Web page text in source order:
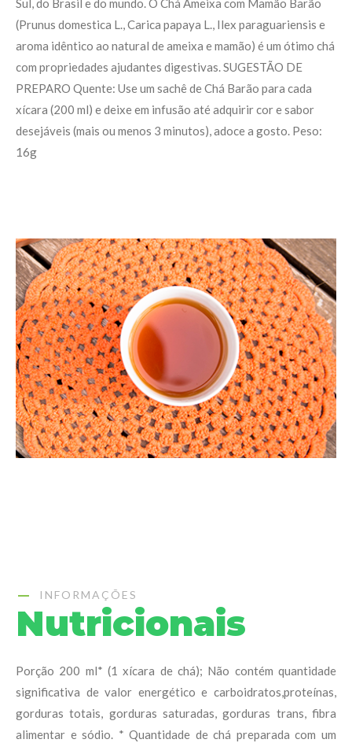
Sul, do Brasil e do mundo. O Chá Ameixa com Mamão Barão
(Prunus domestica L., Carica papaya L., Ilex paraguariensis e
aroma idêntico ao natural de ameixa e mamão) é um ótimo chá
com propriedades ajudantes digestivas. SUGESTÃO DE
PREPARO Quente: Use um sachê de Chá Barão para cada
xícara (200 ml) e deixe em infusão até adquirir cor e sabor
desejáveis (mais ou menos 3 minutos), adoce a gosto. Peso:
16g
INFORMAÇÕES
Nutricionais
Porção 200 ml* (1 xícara de chá); Não contém quantidade
significativa de valor energético e carboidratos,proteínas,
gorduras totais, gorduras saturadas, gorduras trans, fibra
alimentar e sódio. * Quantidade de chá preparada com um